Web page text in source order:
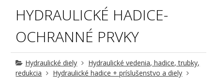
HYDRAULICKÉ HADICE-
OCHRANNÉ PRVKY
Hydraulické diely
Hydraulické vedenia, hadice, trubky,
redukcia
Hydraulické hadice + príslušenstvo a diely